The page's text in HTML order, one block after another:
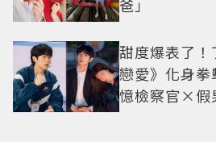
爸」
甜度爆表了
戀愛》化身
憶檢察官×假